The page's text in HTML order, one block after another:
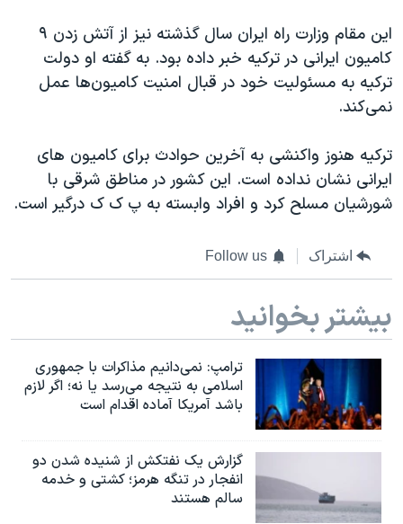
این مقام وزارت راه ایران سال گذشته نیز از آتش زدن ۹
کامیون ایرانی در ترکیه خبر داده بود. به گفته او دولت
ترکیه به مسئولیت خود در قبال امنیت کامیون‌ها عمل
نمی‌کند.
ترکیه هنوز واکنشی به آخرین حوادث برای کامیون های
ایرانی نشان نداده است. این کشور در مناطق شرقی با
شورشیان مسلح کرد و افراد وابسته به پ ک ک درگیر است.
اشتراک Follow us
بیشتر بخوانید
ترامپ: نمی‌دانیم مذاکرات با جمهوری
اسلامی به نتیجه می‌رسد یا نه؛ اگر لازم
باشد آمریکا آماده اقدام است
گزارش یک نفتکش از شنیده شدن دو
انفجار در تنگه هرمز؛ کشتی و خدمه
سالم هستند